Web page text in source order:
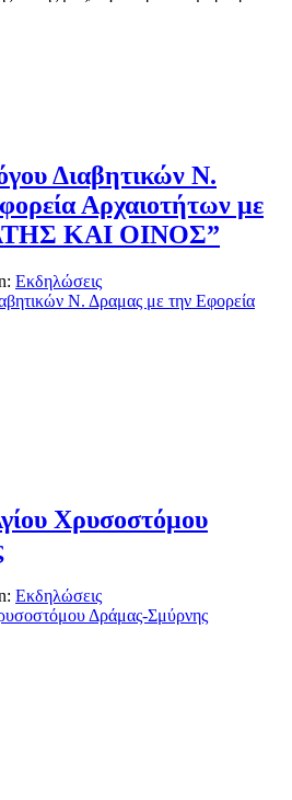
Διαβητικών Ν.
Αρχαιοτήτων με
ΚΑΙ ΟΙΝΟΣ”
Εκδηλώσεις
Χρυσοστόμου
Εκδηλώσεις